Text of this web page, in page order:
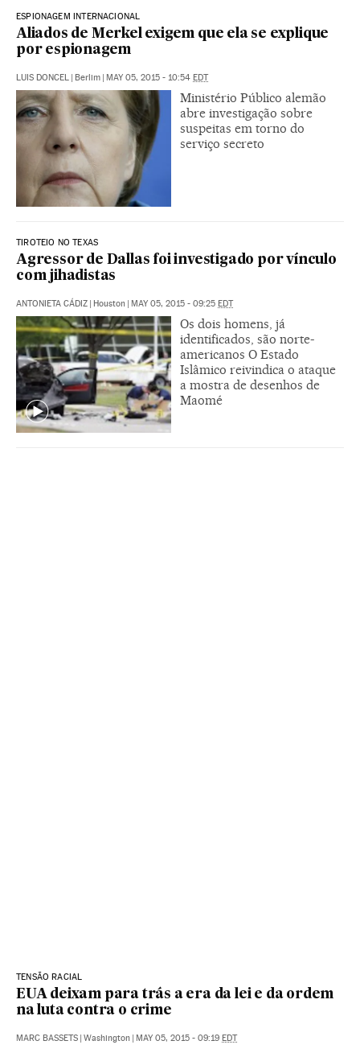
ESPIONAGEM INTERNACIONAL
Aliados de Merkel exigem que ela se explique
por espionagem
LUIS DONCEL | Berlim | MAY 05, 2015 - 10:54 EDT
Ministério Público alemão
abre investigação sobre
suspeitas em torno do
serviço secreto
TIROTEIO NO TEXAS
Agressor de Dallas foi investigado por vínculo
com jihadistas
ANTONIETA CÁDIZ | Houston | MAY 05, 2015 - 09:25 EDT
Os dois homens, já
identificados, são norte-
americanos O Estado
Islâmico reivindica o ataque
a mostra de desenhos de
Maomé
TENSÃO RACIAL
EUA deixam para trás a era da lei e da ordem
na luta contra o crime
MARC BASSETS | Washington | MAY 05, 2015 - 09:19 EDT